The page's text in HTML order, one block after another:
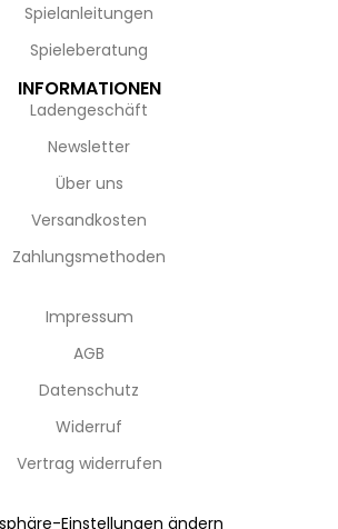
Spielanleitungen
Spieleberatung
INFORMATIONEN
Ladengeschäft
Newsletter
Über uns
Versandkosten
Zahlungsmethoden
Impressum
AGB
Datenschutz
Widerruf
Vertrag widerrufen
Einstellungen ändern